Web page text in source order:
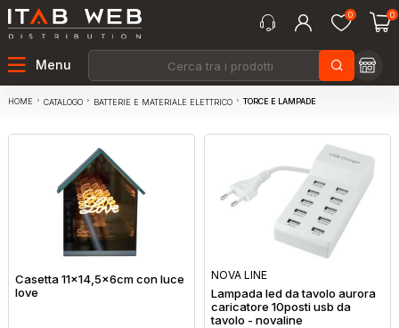
0 0
Menu
HOME CATALOGO BATTERIE E MATERIALE ELETTRICO TORCE E LAMPADE
Casetta 11x14,5x6cm con luce
love
NOVA LINE
Lampada led da tavolo aurora
caricatore 10posti usb da
tavolo - novaline